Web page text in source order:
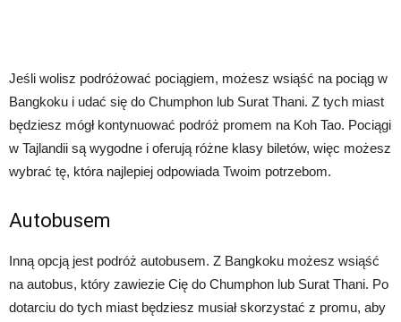
Jeśli wolisz podróżować pociągiem, możesz wsiąść na pociąg w
Bangkoku i udać się do Chumphon lub Surat Thani. Z tych miast
będziesz mógł kontynuować podróż promem na Koh Tao. Pociągi
w Tajlandii są wygodne i oferują różne klasy biletów, więc możesz
wybrać tę, która najlepiej odpowiada Twoim potrzebom.
Autobusem
Inną opcją jest podróż autobusem. Z Bangkoku możesz wsiąść
na autobus, który zawiezie Cię do Chumphon lub Surat Thani. Po
dotarciu do tych miast będziesz musiał skorzystać z promu, aby